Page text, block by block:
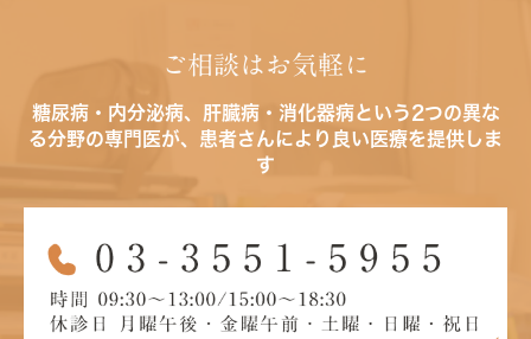
ご相談はお気軽に
糖尿病・内分泌病、肝臓病・消化器病という2つの異な
る分野の専門医が、患者さんにより良い医療を提供しま
す